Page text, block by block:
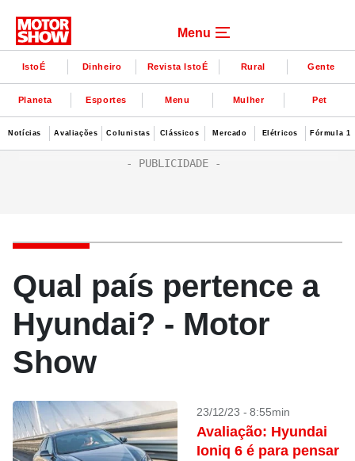
Menu
IstoÉ Dinheiro Revista IstoÉ Rural Gente
Planeta Esportes Menu Mulher Pet
Notícias Avaliações Colunistas Clássicos Mercado Elétricos Fórmula 1
Qual país pertence a
Hyundai? - Motor
Show
23/12/23 - 8:55min
Avaliação: Hyundai
Ioniq 6 é para pensar